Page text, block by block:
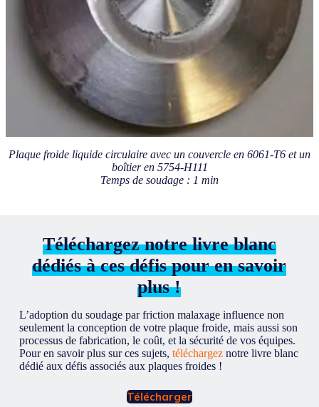
Plaque froide liquide circulaire avec un couvercle en 6061-T6 et un
boîtier en 5754-H111
Temps de soudage : 1 min
Téléchargez notre livre blanc
dédiés à ces défis pour en savoir
plus !
L’adoption du soudage par friction malaxage influence non
seulement la conception de votre plaque froide, mais aussi son
processus de fabrication, le coût, et la sécurité de vos équipes.
Pour en savoir plus sur ces sujets, téléchargeznotre livre blanc
dédié aux défis associés aux plaques froides !
Télécharger